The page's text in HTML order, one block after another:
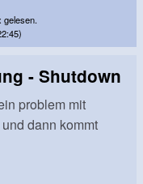
gelesen.
- Shutdown
problem mit
dann kommt